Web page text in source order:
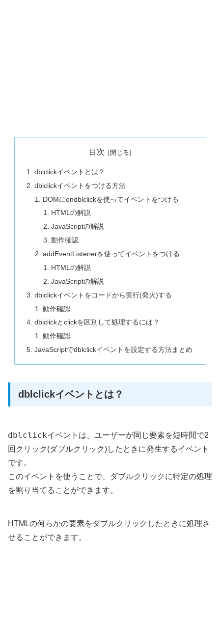
目次
dblclickイベントとは？
dblclickイベントをつける方法
DOMにondblclickを使ってイベントをつける
HTMLの解説
JavaScriptの解説
動作確認
addEventListenerを使ってイベントをつける
HTMLの解説
JavaScriptの解説
dblclickイベントをコードから実行(発火)する
動作確認
dblclickとclickを区別して処理するには？
動作確認
JavaScriptでdblclickイベントを設定する方法まとめ
dblclickイベントとは？
dblclickイベントは、ユーザーが同じ要素を短時間で2
回クリック(ダブルクリック)したときに発生するイベント
です。
このイベントを使うことで、ダブルクリックに特定の処理
を割り当てることができます。
HTMLの何らかの要素をダブルクリックしたときに処理さ
せることができます。